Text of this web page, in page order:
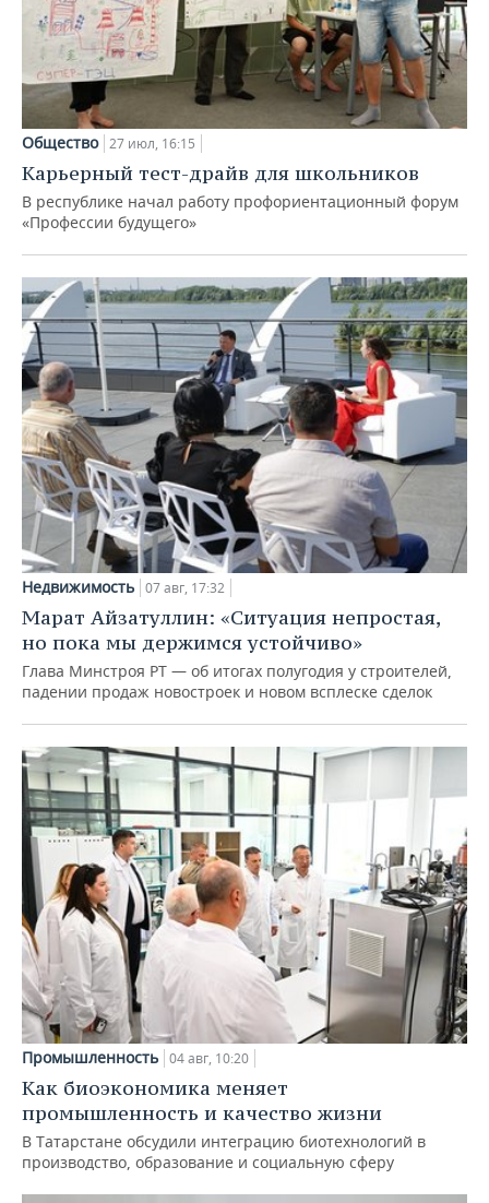
Общество 27 июл, 16:15
Карьерный тест-драйв для школьников
В республике начал работу профориентационный форум
«Профессии будущего»
Недвижимость 07 авг, 17:32
Марат Айзатуллин: «Ситуация непростая,
но пока мы держимся устойчиво»
Глава Минстроя РТ — об итогах полугодия у строителей,
падении продаж новостроек и новом всплеске сделок
Промышленность 04 авг, 10:20
Как биоэкономика меняет
промышленность и качество жизни
В Татарстане обсудили интеграцию биотехнологий в
производство, образование и социальную сферу